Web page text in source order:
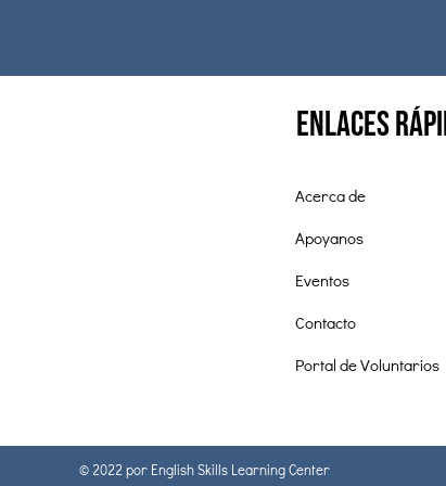
enlaces
Acerca de
Apoyanos
Eventos
Contacto
Portal de Voluntarios
© 2022 por English Skills Learning Center